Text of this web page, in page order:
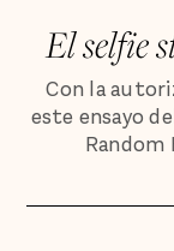
El selfie
Con la
este ensayo
Random